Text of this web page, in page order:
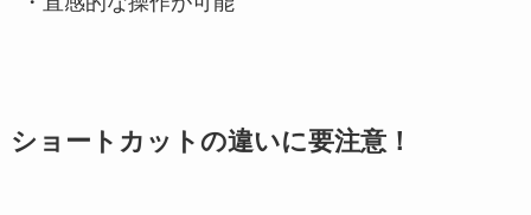
ショートカットの違いに要注意！